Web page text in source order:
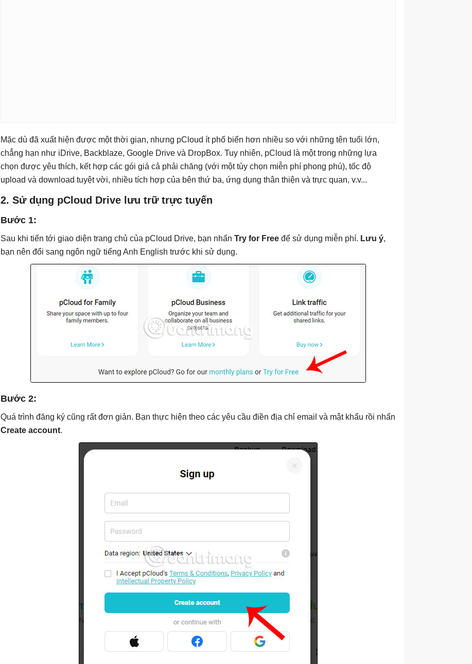
Mặc dù đã xuất hiện được một thời gian, nhưng pCloud ít phổ biến hơn nhiều so với những tên tuổi lớn,
chẳng hạn như iDrive, Backblaze, Google Drive và DropBox. Tuy nhiên, pCloud là một trong những lựa
chọn được yêu thích, kết hợp các gói giá cả phải chăng (với một tùy chọn miễn phí phong phú), tốc độ
upload và download tuyệt vời, nhiều tích hợp của bên thứ ba, ứng dụng thân thiện và trực quan, v.v...
2. Sử dụng pCloud Drive lưu trữ trực tuyến
Bước 1:
Sau khi tiến tới giao diện trang chủ của pCloud Drive, bạn nhấn Try for Free để sử dụng miễn phí. Lưu ý,
bạn nên đổi sang ngôn ngữ tiếng Anh English trước khi sử dụng.
Bước 2:
Quá trình đăng ký cũng rất đơn giản. Bạn thực hiện theo các yêu cầu điền địa chỉ email và mật khẩu rồi nhấn
Create account.